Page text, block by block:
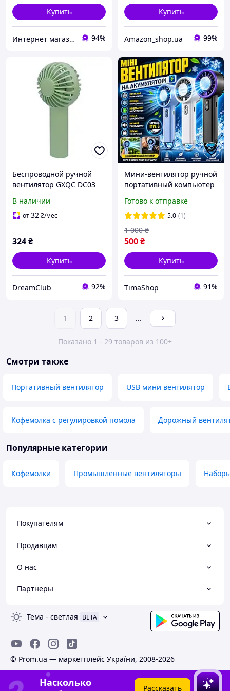
Купить
Интернет магазин Slando 94%
Купить
Amazon_shop.ua 99%
Беспроводной ручной
вентилятор GXQC DC03
легкий для дома и офиса
с функцией аккумулятора
В наличии
от32₴/мес
324₴
Купить
DreamClub 92%
Мини-вентилятор ручной
портативный компьютер
аккумулятора мобильного
телефона универсальный
универсальный ко
Готово к отправке
5.0 (1)
500₴
1 000 ₴
Купить
TimaShop 91%
1 2 3 ...
Показано 1 - 29 товаров из 100+
Смотри также
Портативный вентилятор USB мини вентилятор
Кофемолка с регулировкой помола Дорожный
Популярные категории
Кофемолки Промышленные вентиляторы
Покупателям
Продавцам
О нас
Партнеры
Тема - светлая BETA
© Prom.ua — маркетплейс України, 2008-2026
Насколько
Рассказать